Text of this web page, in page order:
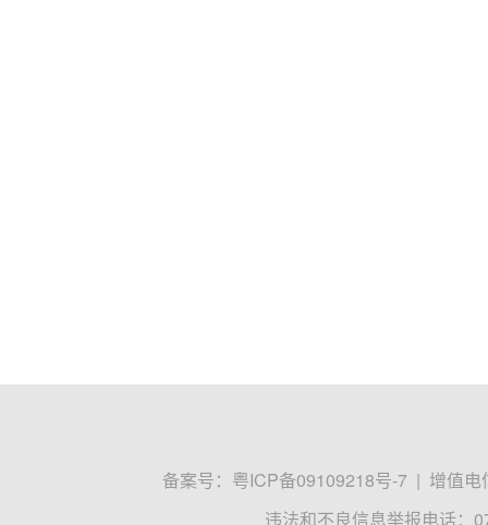
备案号： 粤ICP备09109218号-7 | 增值电
违法和不良信息举报电话：